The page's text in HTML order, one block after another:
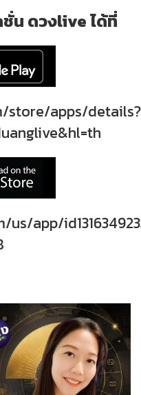
น ดวงlive ได้ที่
store/apps/details?
app/